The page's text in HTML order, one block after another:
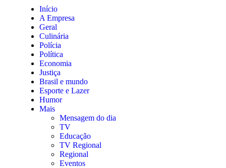
Início
A Empresa
Geral
Culinária
Polícia
Política
Economia
Justiça
Brasil e mundo
Esporte e Lazer
Humor
Mais
Mensagem do dia
TV
Educação
TV Regional
Regional
Eventos